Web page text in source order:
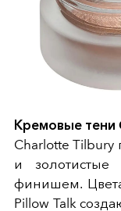
Кремовые тени
Charlotte
и золотистые
финишем.
Pillow Talk